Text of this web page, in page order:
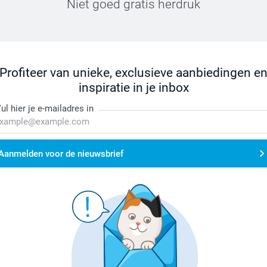
Niet goed gratis herdruk
Profiteer van unieke, exclusieve aanbiedingen en
inspiratie in je inbox
hier je e-mailadres in
voor de nieuwsbrief